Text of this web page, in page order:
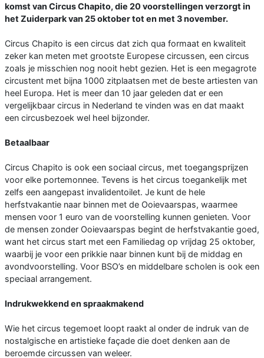
komst van Circus Chapito, die 20 voorstellingen verzorgt in
het Zuiderpark van 25 oktober tot en met 3 november.
Circus Chapito is een circus dat zich qua formaat en kwaliteit
zeker kan meten met grootste Europese circussen, een circus
zoals je misschien nog nooit hebt gezien. Het is een megagrote
circustent met bijna 1000 zitplaatsen met de beste artiesten van
heel Europa. Het is meer dan 10 jaar geleden dat er een
vergelijkbaar circus in Nederland te vinden was en dat maakt
een circusbezoek wel heel bijzonder.
Betaalbaar
Circus Chapito is ook een sociaal circus, met toegangsprijzen
voor elke portemonnee. Tevens is het circus toegankelijk met
zelfs een aangepast invalidentoilet. Je kunt de hele
herfstvakantie naar binnen met de Ooievaarspas, waarmee
mensen voor 1 euro van de voorstelling kunnen genieten. Voor
de mensen zonder Ooievaarspas begint de herfstvakantie goed,
want het circus start met een Familiedag op vrijdag 25 oktober,
waarbij je voor een prikkie naar binnen kunt bij de middag en
avondvoorstelling. Voor BSO’s en middelbare scholen is ook een
speciaal arrangement.
Indrukwekkend en spraakmakend
Wie het circus tegemoet loopt raakt al onder de indruk van de
nostalgische en artistieke façade die doet denken aan de
beroemde circussen van weleer.